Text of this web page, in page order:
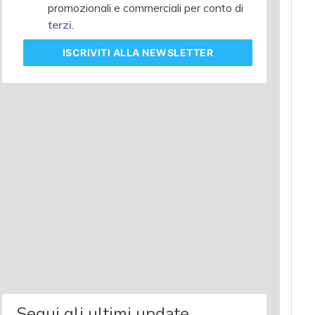
promozionali e commerciali per conto di
terzi.
ISCRIVITI ALLA NEWSLETTER